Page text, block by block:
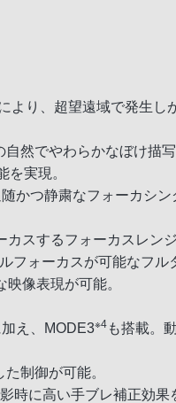
り、超望遠域で発生
然でやわらかなぼけ描写
実現。
かつ静粛なフォーカシ
スするフォーカスレン
ォーカスが可能なフル
像表現が可能。
え、MODE3※4 も搭載。
制御が可能。
時に高い手ブレ補正効果